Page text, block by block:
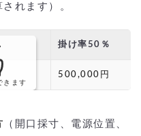
れます）。
掛け率50％
500,000円
きます
（開口採寸、電源位置、